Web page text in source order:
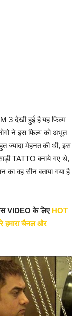
3 देखी हुई है यह फिल्म
ने इस फिल्म को अभूत
ज्यादा मेहनत की थी, इस
TATTO बनाये गए थे,
का वह सीन बताया गया है
VIDEO के लिए HOT
हमारा चैनल और